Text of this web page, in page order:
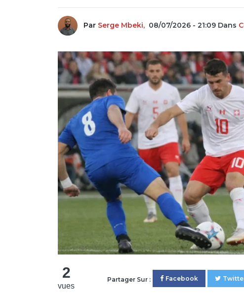
Par Serge Mbeki, 08/07/2026 - 21:09 Dans
2
vues
Partager Sur : Facebook